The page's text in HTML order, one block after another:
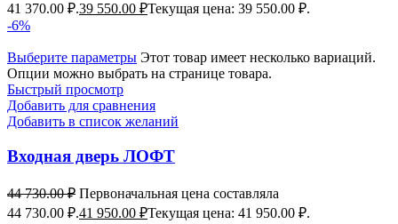
41 370.00 ₽.39 550.00 ₽Текущая цена: 39 550.00 ₽.
-6%
Выберите параметры Этот товар имеет несколько вариаций.
Опции можно выбрать на странице товара.
Быстрый просмотр
Добавить для сравнения
Добавить в список желаний
Входная дверь ЛОФТ
44 730.00₽ Первоначальная цена составляла
44 730.00 ₽.41 950.00 ₽Текущая цена: 41 950.00 ₽.